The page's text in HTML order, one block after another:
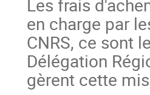
Les frais
en charge par
CNRS, ce sont
Délégation
gèrent cette